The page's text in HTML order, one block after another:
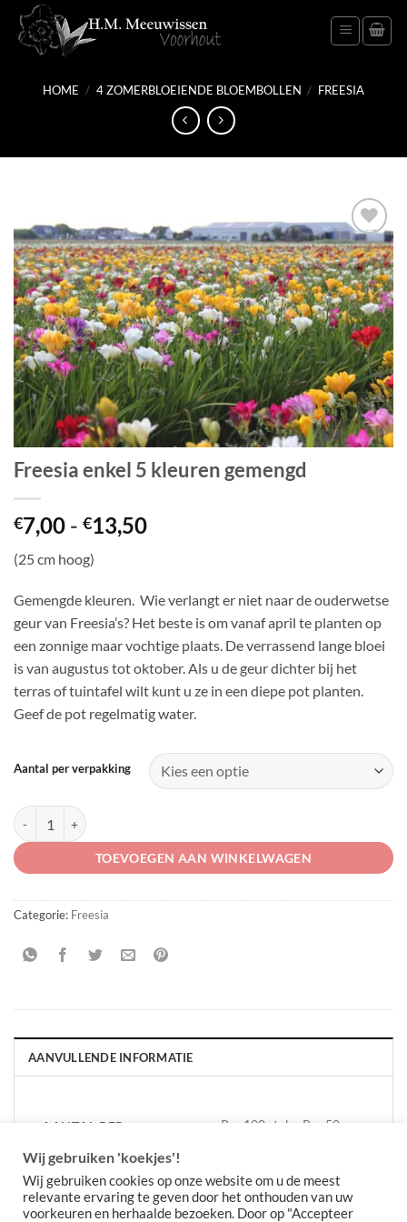
naar
inhoud
HOME / 4 ZOMERBLOEIENDE BLOEMBOLLEN / FREESIA
Toevoegen
aan
verlanglijst
Freesia enkel 5 kleuren gemengd
€7,00 - €13,50Prijsklasse:
€13,50
(25 cm hoog)
Gemengde kleuren. Wie verlangt er niet naar de ouderwetse
geur van Freesia’s? Het beste is om vanaf april te planten op
een zonnige maar vochtige plaats. De verrassend lange bloei
is van augustus tot oktober. Als u de geur dichter bij het
terras of tuintafel wilt kunt u ze in een diepe pot planten.
Geef de pot regelmatig water.
Aantal per verpakking
Freesia enkel 5 kleuren gemengd aantal
TOEVOEGEN AAN WINKELWAGEN
Categorie: Freesia
AANVULLENDE INFORMATIE
AANTAL PER
Per 100 stuks, Per 50
Wij gebruiken 'koekjes'!
Wij gebruiken cookies op onze website om u de meest
relevante ervaring te geven door het onthouden van uw
voorkeuren en herhaalde bezoeken. Door op "Accepteer